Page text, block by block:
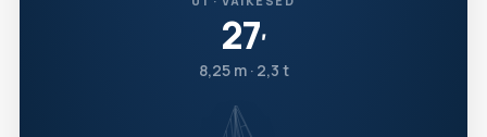
27′
8,25 m · 2,3 t